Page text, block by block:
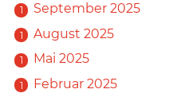
1 September 2025
1 August 2025
1 Mai 2025
1 Februar 2025